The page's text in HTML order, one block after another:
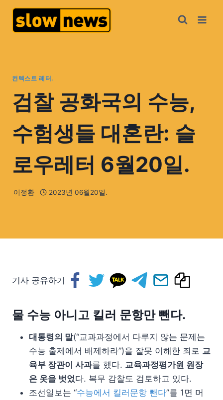
컨텍스트 레터.
검찰 공화국의 수능,
수험생들 대혼란: 슬
로우레터 6월20일.
이정환 2023년 06월20일.
기사 공유하기
물 수능 아니고 킬러 문항만 뺀다.
대통령의 말(“교과과정에서 다루지 않는 문제는
수능 출제에서 배제하라”)을 잘못 이해한 죄로 교
육부 장관이 사과를 했다. 교육과정평가원 원장
은 옷을 벗었다. 복무 감찰도 검토하고 있다.
조선일보는 “수능에서 킬러문항 뺀다”를 1면 머